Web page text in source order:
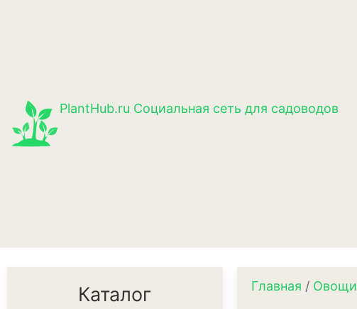
PlantHub.ru Социальная сеть для садоводов
Каталог Главная / Овощи